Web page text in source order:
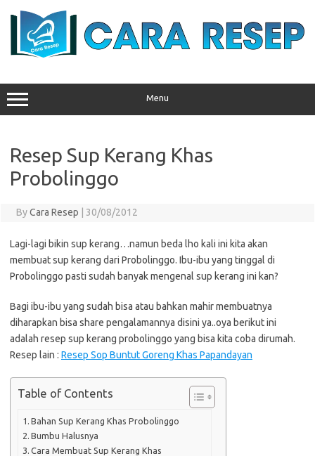
Menu
Resep Sup Kerang Khas
Probolinggo
ByCara Resep 30/08/2012
Lagi-lagi bikin sup kerang…namun beda lho kali ini kita akan
membuat sup kerang dari Probolinggo. Ibu-ibu yang tinggal di
Probolinggo pasti sudah banyak mengenal sup kerang ini kan?
Bagi ibu-ibu yang sudah bisa atau bahkan mahir membuatnya
diharapkan bisa share pengalamannya disini ya..oya berikut ini
adalah resep sup kerang probolinggo yang bisa kita coba dirumah.
Resep lain : Resep Sop Buntut Goreng Khas Papandayan
Table of Contents
Bahan Sup Kerang Khas Probolinggo
Bumbu Halusnya
Cara Membuat Sup Kerang Khas